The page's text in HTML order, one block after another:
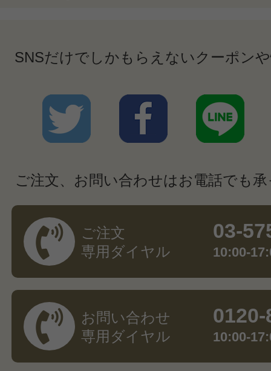
SNSだけでしかもらえないクーポン
ご注文、お問い合わせはお電話でも
ご注文
専用ダイヤル
03-
10:00-
お問い合わせ
専用ダイヤル
10:00-